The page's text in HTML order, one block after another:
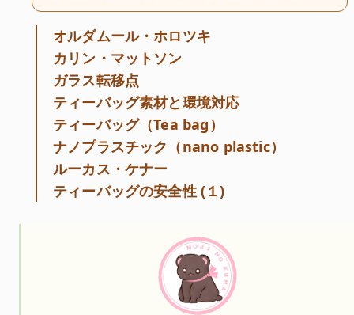
オルダムール・ホロツキ
カリン・マットソン
ガラス転移点
ティーバッグ素材と環境対応
ティーバッグ（Tea bag）
ナノプラスチック（nano plastic）
ルーカス・ケナー
ティーバッグの安全性 (１)